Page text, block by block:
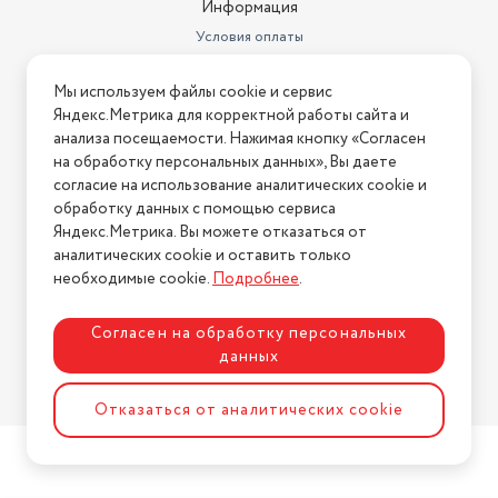
Информация
Условия оплаты
Условия возврата
Нашли ошибку на сайте? Напишите нам
2026 © Интернет-магазин "АстМаркет". У нас есть всё!
Политика конфиденциальности
Разработка сайтаASTDESIGN
Мы используем файлы cookie и сервис
Яндекс.Метрика для корректной работы сайта и
анализа посещаемости. Нажимая кнопку «Согласен
на обработку персональных данных», Вы даете
согласие на использование аналитических cookie и
обработку данных с помощью сервиса
Яндекс.Метрика. Вы можете отказаться от
аналитических cookie и оставить только
необходимые cookie.Подробнее.
Согласен на обработку персональных
данных
Отказаться от аналитических cookie